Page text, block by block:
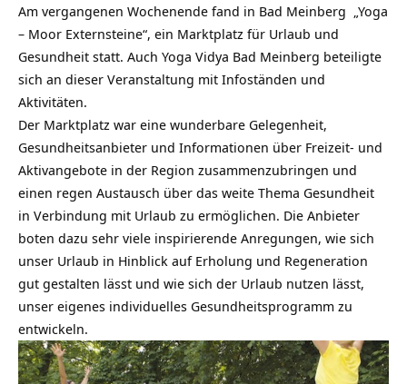
Am vergangenen Wochenende fand in Bad Meinberg „Yoga
– Moor Externsteine“, ein Marktplatz für Urlaub und
Gesundheit statt. Auch Yoga Vidya Bad Meinberg beteiligte
sich an dieser Veranstaltung mit Infoständen und
Aktivitäten.
Der Marktplatz war eine wunderbare Gelegenheit,
Gesundheitsanbieter und Informationen über Freizeit- und
Aktivangebote in der Region zusammenzubringen und
einen regen Austausch über das weite Thema Gesundheit
in Verbindung mit Urlaub zu ermöglichen. Die Anbieter
boten dazu sehr viele inspirierende Anregungen, wie sich
unser Urlaub in Hinblick auf Erholung und Regeneration
gut gestalten lässt und wie sich der Urlaub nutzen lässt,
unser eigenes individuelles Gesundheitsprogramm zu
entwickeln.